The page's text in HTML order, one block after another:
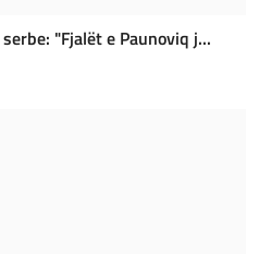
"Fjalët e Paunoviq j...